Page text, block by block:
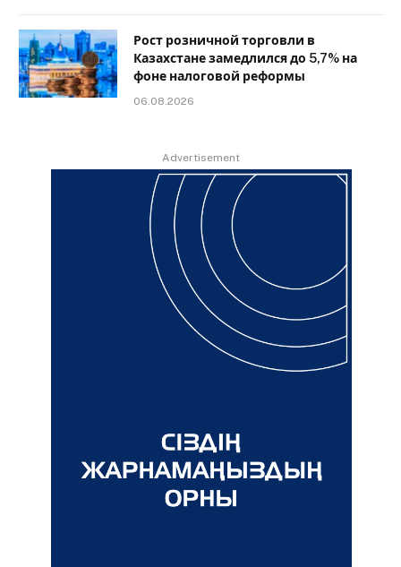
Рост розничной торговли в
Казахстане замедлился до 5,7% на
фоне налоговой реформы
06.08.2026
Advertisement